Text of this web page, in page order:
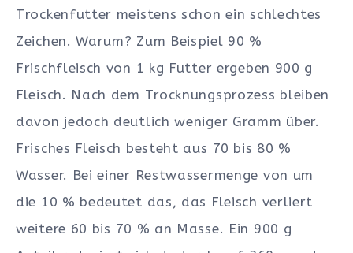
Trockenfutter meistens schon ein schlechtes
Zeichen. Warum? Zum Beispiel 90 %
Frischfleisch von 1 kg Futter ergeben 900 g
Fleisch. Nach dem Trocknungsprozess bleiben
davon jedoch deutlich weniger Gramm über.
Frisches Fleisch besteht aus 70 bis 80 %
Wasser. Bei einer Restwassermenge von um
die 10 % bedeutet das, das Fleisch verliert
weitere 60 bis 70 % an Masse. Ein 900 g